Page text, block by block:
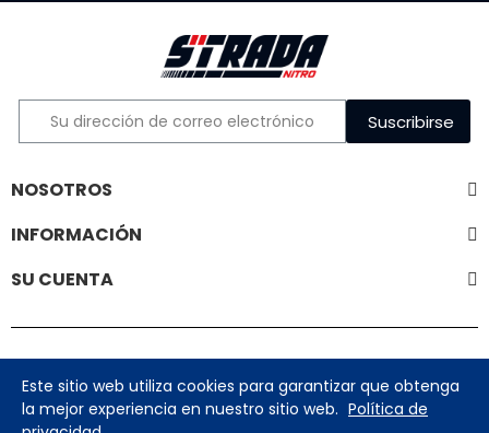
Suscribirse
NOSOTROS
INFORMACIÓN
SU CUENTA
Reservados.
Este sitio web utiliza cookies para garantizar que obtenga
la mejor experiencia en nuestro sitio web. Política de